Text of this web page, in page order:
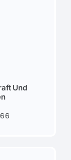
Und